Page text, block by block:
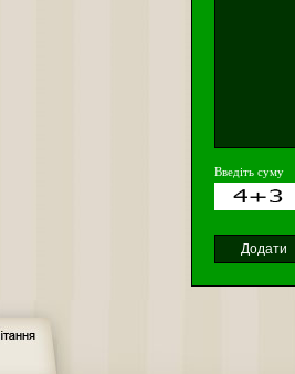
Введіть суму